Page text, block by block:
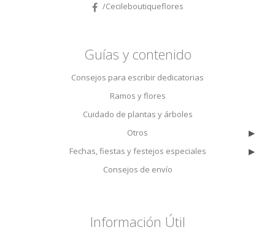
/Cecileboutiqueflores
Guías y contenido
Consejos para escribir dedicatorias
Ramos y flores
Cuidado de plantas y árboles
Otros
▸
Fechas, fiestas y festejos especiales ▸
Consejos de envío
Información Útil